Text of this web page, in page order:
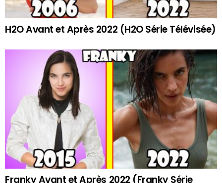
H2O Avant et Après 2022 (H2O Série Télévisée)
Franky Avant et Après 2022 (Franky Série